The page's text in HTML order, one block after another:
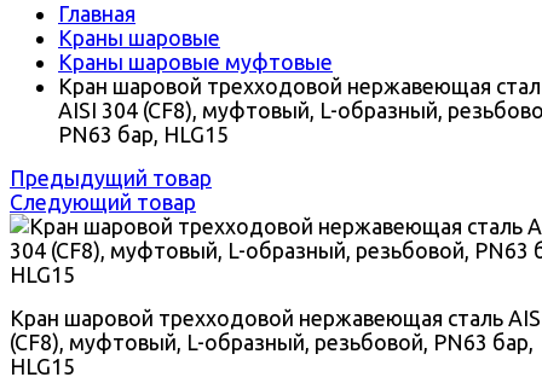
Главная
Краны шаровые
Краны шаровые муфтовые
Кран шаровой трехходовой нержавеющая
AISI 304 (CF8), муфтовый, L-образный,
PN63 бар, HLG15
Предыдущий товар
Следующий товар
Кран шаровой трехходовой нержавеющая сталь
(CF8), муфтовый, L-образный, резьбовой, PN63 бар,
HLG15